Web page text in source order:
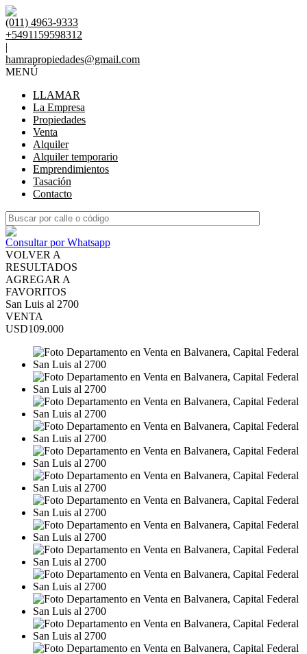
(011) 4963-9333
+5491159598312
|
hamrapropiedades@gmail.com
MENÚ
LLAMAR
La Empresa
Propiedades
Venta
Alquiler
Alquiler temporario
Emprendimientos
Tasación
Contacto
Consultar por Whatsapp
VOLVER A
RESULTADOS
AGREGAR A
FAVORITOS
San Luis al 2700
VENTA
USD109.000